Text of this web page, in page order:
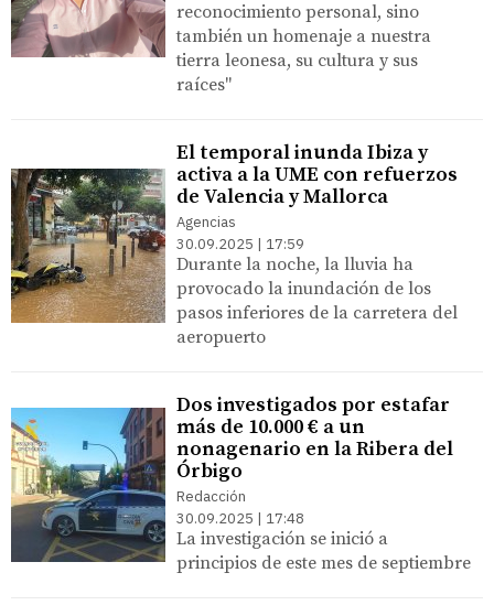
reconocimiento personal, sino
también un homenaje a nuestra
tierra leonesa, su cultura y sus
raíces"
El temporal inunda Ibiza y
activa a la UME con refuerzos
de Valencia y Mallorca
Agencias
30.09.2025 | 17:59
Durante la noche, la lluvia ha
provocado la inundación de los
pasos inferiores de la carretera del
aeropuerto
Dos investigados por estafar
más de 10.000 € a un
nonagenario en la Ribera del
Órbigo
Redacción
30.09.2025 | 17:48
La investigación se inició a
principios de este mes de septiembre